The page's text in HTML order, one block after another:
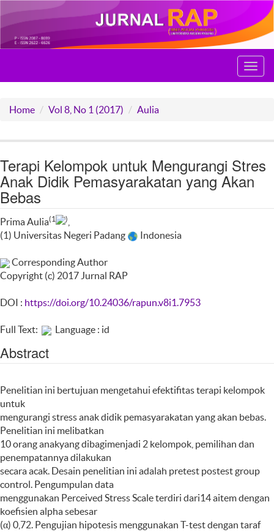
Home Vol 8, No 1 (2017) Aulia
Terapi Kelompok untuk Mengurangi Stres
Anak Didik Pemasyarakatan yang Akan
Bebas
Prima Aulia(1 )
(1) Universitas Negeri Padang
Indonesia
Corresponding Author
Copyright (c) 2017 Jurnal RAP
DOI : https://doi.org/10.24036/rapun.v8i1.7953
Full Text: Language : id
Abstract
Penelitian ini bertujuan mengetahui efektifitas terapi kelompok
untuk
mengurangi stress anak didik pemasyarakatan yang akan bebas.
Penelitian ini melibatkan
10 orang anakyang dibagimenjadi 2 kelompok, pemilihan dan
penempatannya dilakukan
secara acak. Desain penelitian ini adalah pretest postest group
control. Pengumpulan data
menggunakan Perceived Stress Scale terdiri dari14 aitem dengan
koefisien alpha sebesar
(α) 0,72. Pengujian hipotesis menggunakan T-test dengan taraf